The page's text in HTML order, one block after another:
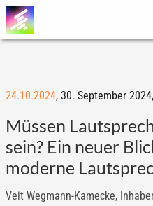
24.10.2024, 30. September 2024,
Müssen
sein? Ein neuer
moderne
Veit Wegmann-Kamecke,